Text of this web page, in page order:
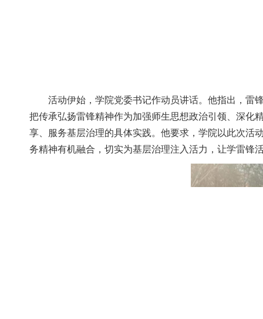
活动伊始，学院党委书记作动员讲话。他指出，
把传承弘扬雷锋精神作为加强师生思想政治引领、深化精
享、服务基层治理的具体实践。他要求，学院以此
务精神有机融合，切实为基层治理注入活力，让学雷锋